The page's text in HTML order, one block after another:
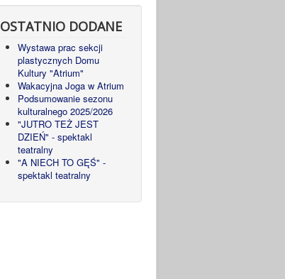
OSTATNIO DODANE
Wystawa prac sekcji
plastycznych Domu
Kultury "Atrium"
Wakacyjna Joga w Atrium
Podsumowanie sezonu
kulturalnego 2025/2026
"JUTRO TEŻ JEST
DZIEŃ" - spektakl
teatralny
"A NIECH TO GĘŚ" -
spektakl teatralny